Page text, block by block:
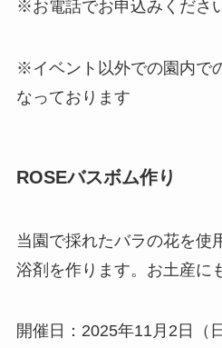
※お電話でお申込みくださ
※イベント以外での園内で
なっております
ROSEバスボム作り
当園で採れたバラの花を使
浴剤を作ります。お土産に
開催日：2025年11月2日（